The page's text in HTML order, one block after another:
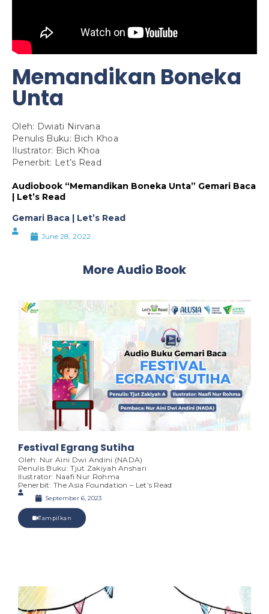
Memandikan Boneka
Unta
Oleh: Dwiati Nirvana
Penulis Buku: Bich Khoa
Ilustrator: Bich Khoa
Penerbit: Let’s Read
Audiobook “Memandikan Boneka Unta” Gemari Baca
| Let’s Read
Gemari Baca | Let’s Read
June 28, 2022
More Audio Book
Festival Egrang Sutiha
Oleh: Nur Aini Dwi Andini (NADA)
Penulis Buku: Tjut Zakiyah Anshari
Ilustrator: Naafi Nur Rohma
Penerbit: The Asia Foundation – Let’s Read
September 6, 2023
Tampilkan